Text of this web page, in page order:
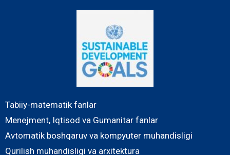
Tabiiy-matematik fanlar
Menejment, Iqtisod va Gumanitar fanlar
Avtomatik boshqaruv va kompyuter muhandisligi
Qurilish muhandisligi va arxitektura